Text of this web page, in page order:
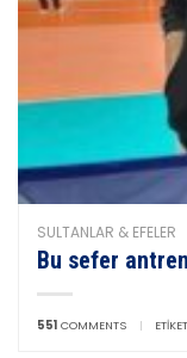
SULTANLAR & EFELER
Bu sefer
551 COMMENTS |